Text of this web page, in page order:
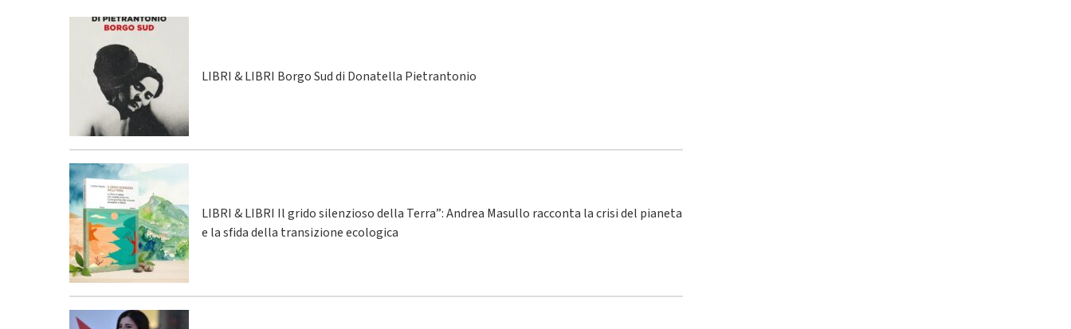
LIBRI & LIBRI Borgo Sud di Donatella Pietrantonio
LIBRI & LIBRI Il grido silenzioso della Terra”: Andrea Masullo racconta la crisi del pianeta
e la sfida della transizione ecologica